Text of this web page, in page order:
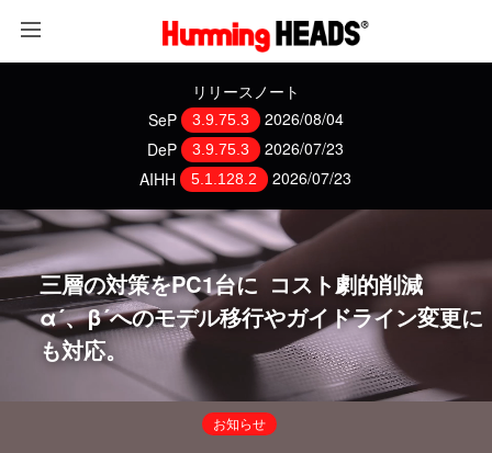
リリースノート
SeP
3.9.75.3
2026/08/04
DeP
3.9.75.3
2026/07/23
AIHH
5.1.128.2 2026/07/23
三層の対策をPC1台に コスト劇的削減
α´、β´へのモデル移行やガイドライン変更に
も対応。
お知らせ